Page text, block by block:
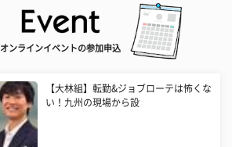
オンラインイベントの参加申込
【大林組】転勤&ジョブローテは怖くな
い！九州の現場から設